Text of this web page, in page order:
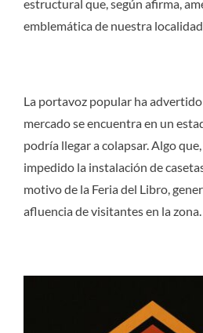
estructural que, según afirma,
emblemática de nuestra localidad.
La portavoz popular ha
mercado se encuentra en un
podría llegar a colapsar. Algo
impedido la instalación de
motivo de la Feria del Libro,
afluencia de visitantes en la zona.